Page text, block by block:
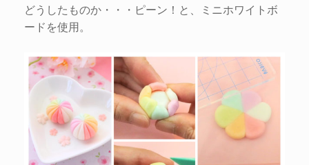
どうしたものか・・・ピーン！と、ミニホワイトボ
ードを使用。